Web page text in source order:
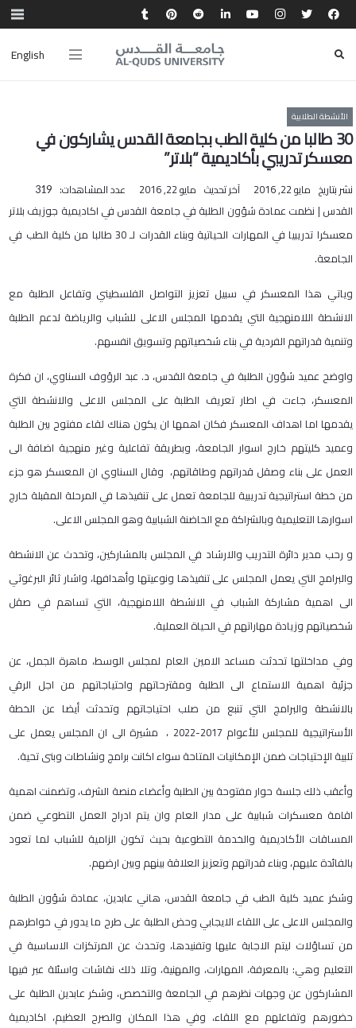
English
الأنشطة الطلابية
30 طالبا من كلية الطب بجامعة القدس يشاركون في
معسكر تدريبي بأكاديمية “بلاتر”
نشر بتاريخ مايو 22, 2016 آخر تحديث مايو 22, 2016 عدد المشاهدات: 319
القدس | نظمت عمادة شؤون الطلبة في جامعة القدس في اكاديمية جوزيف بلاتر
معسكرا تدريبيا في المهارات الحياتية وبناء القدرات لـ 30 طالبا من كلية الطب في
الجامعة.
وياتي هذا المعسكر في سبيل تعزيز التواصل الفلسطيني وتفاعل الطلبة مع
الانشطة اللامنهجية التي يقدمها المجلس الاعلى للشباب والرياضة لدعم الطلبة
وتنمية قدراتهم الفردية في بناء شخصياتهم وتسويق انفسهم.
واوضح عميد شؤون الطلبة في جامعة القدس، د. عبد الرؤوف السناوي، ان فكرة
المعسكر، جاءت في اطار تعريف الطلبة على المجلس الاعلى والانشطة التي
يقدمها اما اهداف المعسكر فكان اهمها ان يكون هناك لقاء مفتوح بين الطلبة
وعميد كليتهم خارج اسوار الجامعة، وبطريقة تفاعلية وغير منهجية اضافة الى
العمل على بناء وصقل قدراتهم وطاقاتهم، وقال السناوي ان المعسكر هو جزء
من خطة استراتيجية تدريبية للجامعة تعمل على تنفيذها في المرحلة المقبلة خارج
اسوارها التعليمية وبالشراكة مع الحاضنة الشبابية وهو المجلس الاعلى.
و رحب مدير دائرة التدريب والارشاد في المجلس بالمشاركين، وتحدث عن الانشطة
والبرامج التي يعمل المجلس على تنفيذها ونوعيتها وأهدافها، واشار ثائر البرغوثي
الى اهمية مشاركة الشباب في الانشطة اللامنهجية، التي تساهم في صقل
شخصياتهم وزيادة مهاراتهم في الحياة العملية.
وفي مداخلتها تحدثت مساعد الامين العام لمجلس الوسط، ماهرة الجمل، عن
جزئية اهمية الاستماع الى الطلبة ومقترحاتهم واحتياجاتهم من اجل الرقي
بالانشطة والبرامج التي تنبع من صلب احتياجاتهم وتحدثت أيضا عن الخطة
الأستراتيجية للمجلس للأعوام 2017-2022 ، مشيرة الى ان المجلس يعمل على
تلبية الإحتياجات ضمن الإمكانيات المتاحة سواء اكانت برامج ونشاطات وبنى تحية.
وأعقب ذلك جلسة حوار مفتوحة بين الطلبة وأعضاء منصة الشرف، وتضمنت اهمية
اقامة معسكرات شبابية على مدار العام وان يتم ادراج العمل التطوعي ضمن
المساقات الأكاديمية والخدمة التطوعية بحيث تكون الزامية للشباب لما تعود
بالفائدة عليهم، وبناء قدراتهم وتعزيز العلاقة بينهم وبين ارضهم.
وشكر عميد كلية الطب في جامعة القدس، هاني عابدين، عمادة شؤون الطلبة
والمجلس الاعلى على اللقاء الايجابي وحض الطلبة على طرح ما يدور في خواطرهم
من تساؤلات ليتم الاجابة عليها وتفنيدها، وتحدث عن المرتكزات الاساسية في
التعليم وهي: بالمعرفة، المهارات، والمهنية، وتلا ذلك نقاشات واسئلة عبر فيها
المشاركون عن وجهات نظرهم في الجامعة والتخصص، وشكر عابدين الطلبة على
حضورهم وتفاعلهم مع اللقاء، وفي هذا المكان والصرح العظيم، اكاديمية